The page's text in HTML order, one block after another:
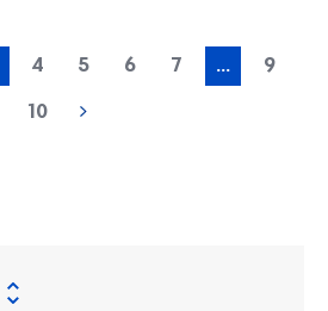
4 5 6 7 ... 9
10